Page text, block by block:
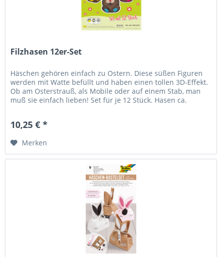
Filzhasen 12er-Set
Häschen gehören einfach zu Ostern. Diese süßen Figuren
werden mit Watte befüllt und haben einen tollen 3D-Effekt.
Ob am Osterstrauß, als Mobile oder auf einem Stab, man
muß sie einfach lieben! Set für je 12 Stück. Hasen ca.
10,25 € *
Merken